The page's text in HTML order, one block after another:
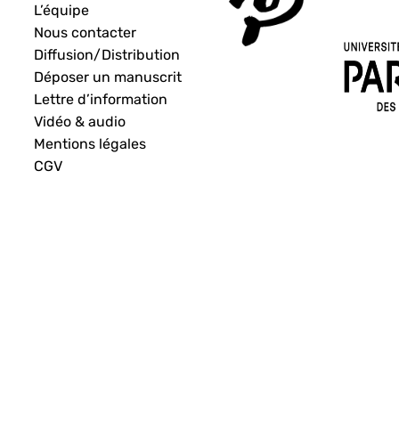
L’équipe
Nous contacter
Diffusion/Distribution
Déposer un manuscrit
Lettre d’information
Vidéo & audio
Mentions légales
CGV